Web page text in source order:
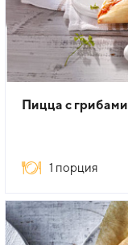
Пицца с грибами
1 порция